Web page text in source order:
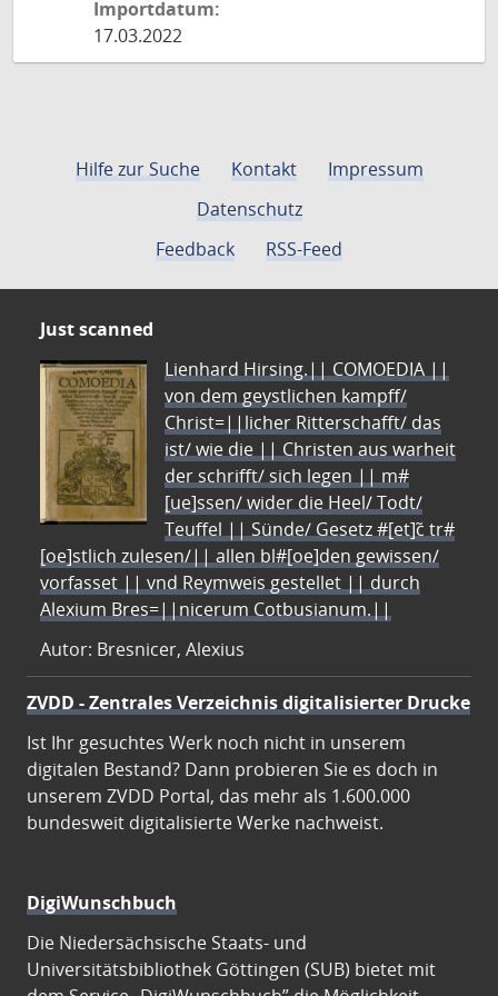
Importdatum:
17.03.2022
Hilfe zur Suche Kontakt
Impressum
Datenschutz
Feedback
RSS-Feed
Just scanned
Lienhard Hirsing.|| COMOEDIA ||
von dem geystlichen kampff/
Christ=||licher Ritterschafft/ das
ist/ wie die || Christen aus warheit
der schrifft/ sich legen || m#
[ue]ssen/ wider die Heel/ Todt/
Teuffel || Sünde/ Gesetz #[et]c̃ tr#
[oe]stlich zulesen/|| allen bl#[oe]den gewissen/
vorfasset || vnd Reymweis gestellet || durch
Alexium Bres=||nicerum Cotbusianum.||
Autor: Bresnicer, Alexius
ZVDD - Zentrales Verzeichnis digitalisierter Drucke
Ist Ihr gesuchtes Werk noch nicht in unserem
digitalen Bestand? Dann probieren Sie es doch in
unserem ZVDD Portal, das mehr als 1.600.000
bundesweit digitalisierte Werke nachweist.
DigiWunschbuch
Die Niedersächsische Staats- und
Universitätsbibliothek Göttingen (SUB) bietet mit